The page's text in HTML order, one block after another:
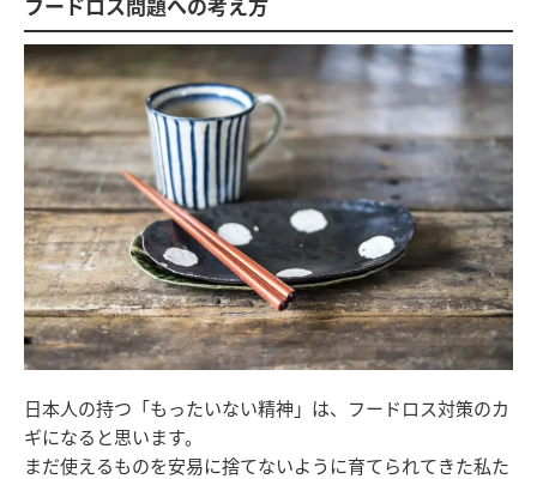
日本人の持つ「もったいない精神」は、フードロス対策のカ
ギになると思います。
まだ使えるものを安易に捨てないように育てられてきた私た